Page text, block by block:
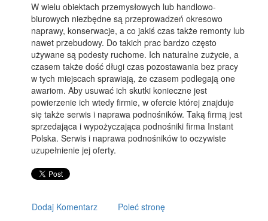
W wielu obiektach przemysłowych lub handlowo-
biurowych niezbędne są przeprowadzeń okresowo
naprawy, konserwacje, a co jakiś czas także remonty lub
nawet przebudowy. Do takich prac bardzo często
używane są podesty ruchome. Ich naturalne zużycie, a
czasem także dość długi czas pozostawania bez pracy
w tych miejscach sprawiają, że czasem podlegają one
awariom. Aby usuwać ich skutki konieczne jest
powierzenie ich wtedy firmie, w ofercie której znajduje
się także serwis i naprawa podnośników. Taką firmą jest
sprzedająca i wypożyczająca podnośniki firma Instant
Polska. Serwis i naprawa podnośników to oczywiste
uzupełnienie jej oferty.
Dodaj Komentarz Poleć stronę